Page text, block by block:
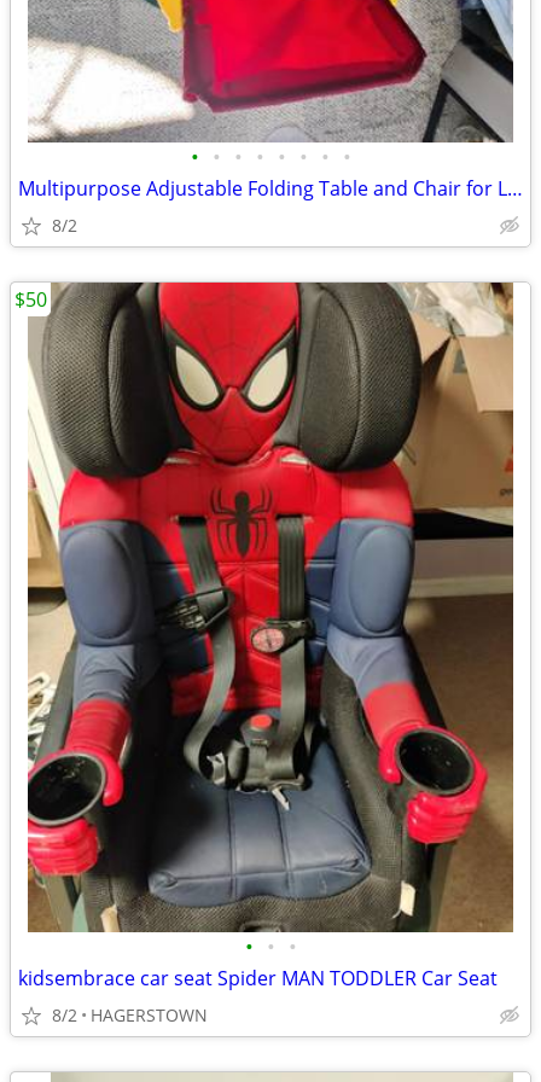
• • • • • • • •
Multipurpose Adjustable Folding Table and Chair for Little children
8/2
• • •
kidsembrace car seat Spider MAN TODDLER Car Seat
8/2 HAGERSTOWN
$50